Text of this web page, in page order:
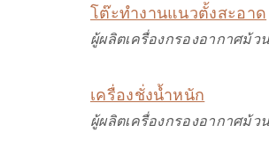
โต๊ะทำงานแนวตั้งสะอาด
ผู้ผลิตเครื่องกรองอากาศม้
เครื่องชั่งน้ำหนัก
ผู้ผลิตเครื่องกรองอากาศม้